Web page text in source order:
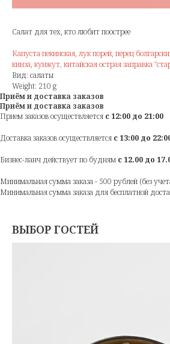
Салат для тех, кто любит поострее
Капуста пекинская, лук порей, перец
кинза, кунжут, китайская острая заправка
Вид: салаты
Weight: 210 g
Приём и доставка заказов
Приём и доставка заказов
Прием заказов осуществляется с 12:00 до 21:00
Доставка заказов осуществляется с 13:00 до
Бизнес-ланч действует по будням с 12.00 до
Минимальная сумма заказа - 500 рублей (без
Минимальная сумма заказа для бесплатной
ВЫБОР ГОСТЕЙ